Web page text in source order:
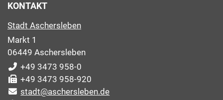
KONTAKT
Stadt Aschersleben
Markt 1
06449 Aschersleben
+49 3473 958-0
+49 3473 958-920
stadt@aschersleben.de